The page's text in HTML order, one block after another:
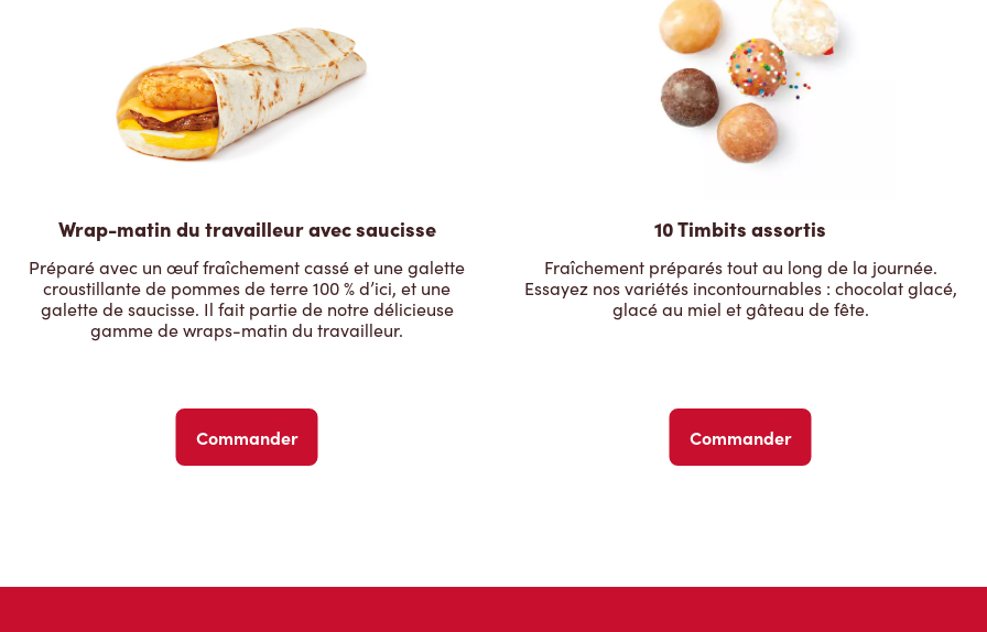
Wrap-matin du travailleur avec saucisse
Préparé avec un œuf fraîchement cassé et une galette
croustillante de pommes de terre 100 % d’ici, et une
galette de saucisse. Il fait partie de notre délicieuse
gamme de wraps-matin du travailleur.
Commander
10 Timbits assortis
Fraîchement préparés tout au long de la journée.
Essayez nos variétés incontournables : chocolat glacé,
glacé au miel et gâteau de fête.
Commander